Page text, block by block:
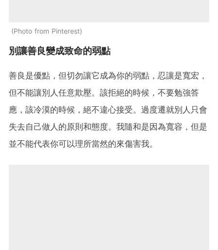
Photo from Pinterest
別讓善良變成致命的弱點
善良是優點，但切勿讓它成為你的弱點，忍讓是寬宏，
但不能讓別人任意欺壓。該拒絕的時候，不要勉強答
應，該冷漠的時候，絕不違心接受。過度遷就別人只會
失去自己做人的原則和態度。我隨和是因為寬容，但是
並不能代表你可以理所當然的來傷害我。